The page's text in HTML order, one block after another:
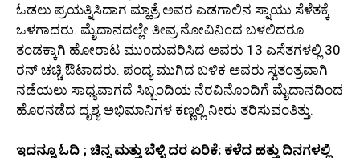
ಓಡಲು ಪ್ರಯತ್ನಿಸಿದಾಗ ಮ್ಹಾತ್ರೆ ಅವರ ಎಡಗಾಲಿನ ಸ್ನಾಯು ಸೆಳೆತಕ್ಕೆ
ಒಳಗಾದರು. ಮೈದಾನದಲ್ಲೇ ತೀವ್ರ ನೋವಿನಿಂದ ಬಳಲಿದರೂ
ತಂಡಕ್ಕಾಗಿ ಹೋರಾಟ ಮುಂದುವರಿಸಿದ ಅವರು 13 ಎಸೆತಗಳಲ್ಲಿ 30
ರನ್ ಚಚ್ಚಿ ಔಟಾದರು. ಪಂದ್ಯ ಮುಗಿದ ಬಳಿಕ ಅವರು ಸ್ವತಂತ್ರವಾಗಿ
ನಡೆಯಲು ಸಾಧ್ಯವಾಗದೆ ಸಿಬ್ಬಂದಿಯ ನೆರವಿನೊಂದಿಗೆ ಮೈದಾನದಿಂದ
ಹೊರನಡೆದ ದೃಶ್ಯ ಅಭಿಮಾನಿಗಳ ಕಣ್ಣಲ್ಲಿ ನೀರು ತರಿಸುವಂತಿತ್ತು.
ಇದನ್ನೂ ಓದಿ ; ಚಿನ್ನ ಮತ್ತು ಬೆಳ್ಳಿ ದರ ಏರಿಕೆ: ಕಳೆದ ಹತ್ತು ದಿನಗಳಲ್ಲಿ